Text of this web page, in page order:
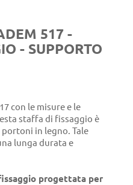
517 -
- SUPPORTO
con le misure e le
staffa di fissaggio è
in legno. Tale
lunga durata e
progettata per